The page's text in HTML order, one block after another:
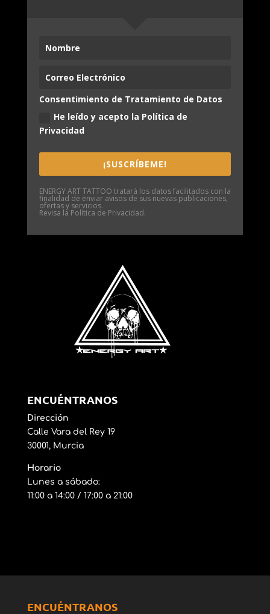
Consentimiento de Tratamiento de Datos
He leído y acepto la Política de
Privacidad
¡SUSCRÍBEME!
ENERGY ART TATTOO tratará los datos facilitados con la
finalidad de enviar avisos de sus nuevas publicaciones,
ofertas y servicios.
Revisa la Política de Privacidad.
ENCUÉNTRANOS
Dirección
Calle Vara del Rey 19
30001, Murcia
Horario
Lunes a sábado:
11:00 a 14:00 / 17:00 a 21:00
ENCUÉNTRANOS